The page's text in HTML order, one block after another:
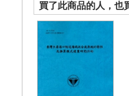
買了此商品的人，也